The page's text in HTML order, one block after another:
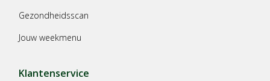
Gezondheidsscan
Jouw weekmenu
Klantenservice